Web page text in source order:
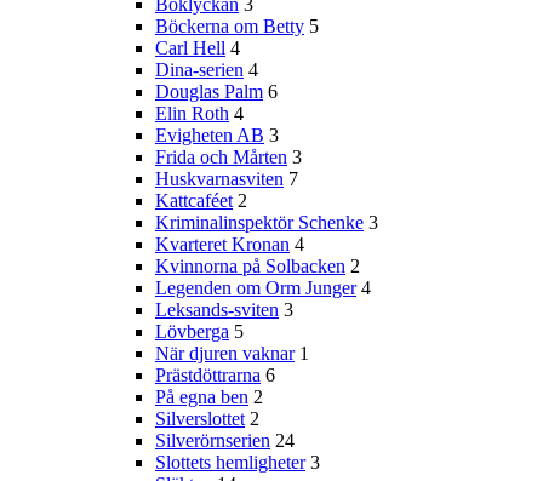
Boklyckan 3
Böckerna om Betty 5
Carl Hell 4
Dina-serien 4
Douglas Palm 6
Elin Roth 4
Evigheten AB 3
Frida och Mårten 3
Huskvarnasviten 7
Kattcaféet 2
Kriminalinspektör Schenke 3
Kvarteret Kronan 4
Kvinnorna på Solbacken 2
Legenden om Orm Junger 4
Leksands-sviten 3
Lövberga 5
När djuren vaknar 1
Prästdöttrarna 6
På egna ben 2
Silverslottet 2
Silverörnserien 24
Slottets hemligheter 3